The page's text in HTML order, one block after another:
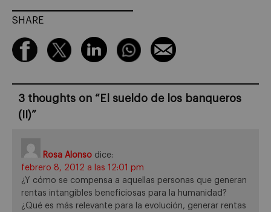
SHARE
3 thoughts on “ El sueldo de los banqueros
(II)”
Rosa Alonso dice:
febrero 8, 2012 a las 12:01 pm
¿Y cómo se compensa a aquellas personas que generan
rentas intangibles beneficiosas para la humanidad?
¿Qué es más relevante para la evolución, generar rentas